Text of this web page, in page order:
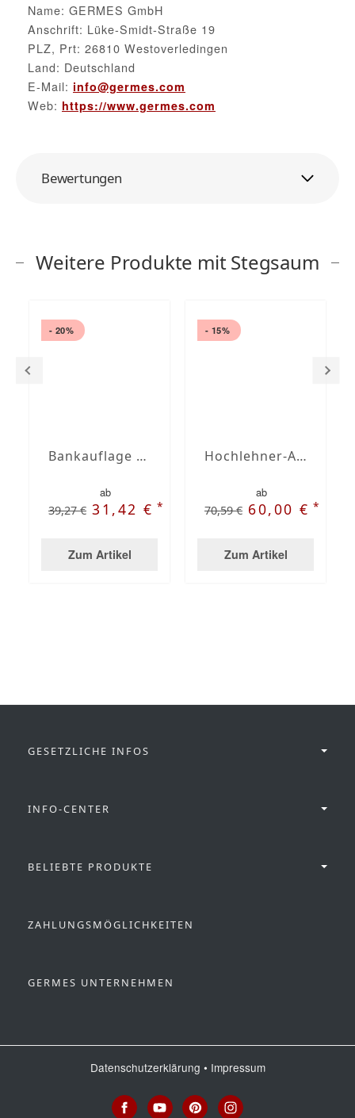
Name: GERMES GmbH
Anschrift: Lüke-Smidt-Straße 19
PLZ, Prt: 26810 Westoverledingen
Land: Deutschland
E-Mail: info@germes.com
Web: https://www.germes.com
Bewertungen
Weitere Produkte mit Stegsaum
- 20%
Bankauflage nach Maß mit Stegsaum
ab
39,27 € 31,42 €*
Zum Artikel
- 15%
Hochlehner-Auflagen mit Stegsaum nach Maß
ab
70,59 € 60,00 €*
Zum Artikel
GESETZLICHE INFOS
INFO-CENTER
BELIEBTE PRODUKTE
ZAHLUNGSMÖGLICHKEITEN
GERMES UNTERNEHMEN
Datenschutzerklärung • Impressum